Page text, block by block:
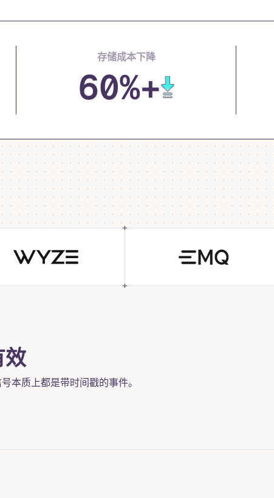
存储成本下降
60%+
TensorFusion D6
效
质上都是带时间戳的事件。